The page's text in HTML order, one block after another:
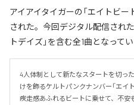
アイアイタイガーの「エイトビ
された。今回デジタル配信され
トデイズ」を含む全1曲となってい
4人体制として新たなスタートを切っ
けを飾るケルトパンクナンバー「エイ
疾走感あふれるビートに乗せて、不